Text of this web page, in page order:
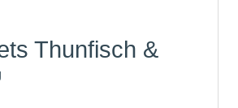
Thunfisch &